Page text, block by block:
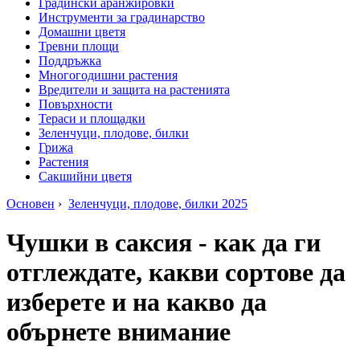
Градински аранжировки
Инструменти за градинарство
Домашни цветя
Тревни площи
Поддръжка
Многогодишни растения
Вредители и защита на растенията
Повърхности
Тераси и площадки
Зеленчуци, плодове, билки
Грижа
Растения
Сакшийни цветя
Основен › Зеленчуци, плодове, билки 2025
Чушки в саксия - как да ги
отглеждате, какви сортове да
изберете и на какво да
обърнете внимание